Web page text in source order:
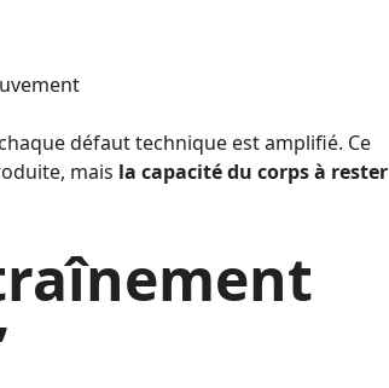
défaut technique est amplifié. Ce
mais la capacité du corps à rester